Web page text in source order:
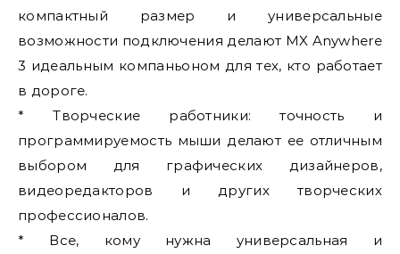
компактный размер и универсальные
возможности подключения делают MX Anywhere
3 идеальным компаньоном для тех, кто работает
в дороге.
* Творческие работники: точность и
программируемость мыши делают ее отличным
выбором для графических дизайнеров,
видеоредакторов и других творческих
профессионалов.
* Все, кому нужна универсальная и